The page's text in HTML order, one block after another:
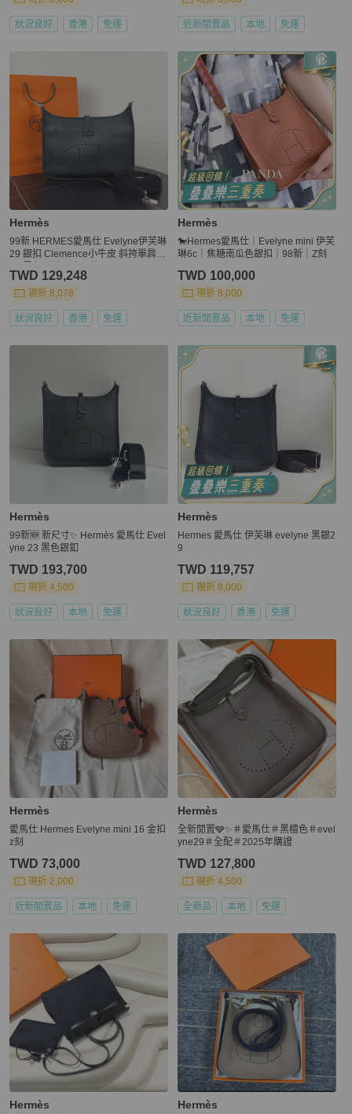
狀況良好 香港 免運 近新閒置品 本地 免運
Hermès
99新 HERMES愛馬仕 Evelyne伊芙琳
29 銀扣 Clemence小牛皮 斜挎單肩包
TWD 129,248
現折 8,078
狀況良好 香港 免運
Hermès
🐎Hermes愛馬仕｜Evelyne mini 伊芙
琳6c｜焦糖南瓜色銀扣｜98新｜Z刻
TWD 100,000
現折 8,000
近新閒置品 本地 免運
Hermès
99新🆕 新尺寸✨ Hermès 愛馬仕 Evel
yne 23 黑色銀釦
TWD 193,700
現折 4,500
狀況良好 本地 免運
Hermès
Hermes 愛馬仕 伊芙琳 evelyne 黑銀2
9
TWD 119,757
現折 8,000
狀況良好 香港 免運
Hermès
愛馬仕 Hermes Evelyne mini 16 金扣
z刻
TWD 73,000
現折 2,000
近新閒置品 本地 免運
Hermès
全新閒置🩶✨＃愛馬仕＃黑檀色＃evel
yne29＃全配＃2025年購證
TWD 127,800
現折 4,500
全新品 本地 免運
Hermès Hermès